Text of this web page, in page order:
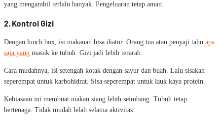
yang mengambil terlalu banyak. Pengeluaran tetap aman.
2. Kontrol Gizi
Dengan lunch box, isi makanan bisa diatur. Orang tua atau penyaji tahu apa
saja yang masuk ke tubuh. Gizi jadi lebih terarah.
Cara mudahnya, isi setengah kotak dengan sayur dan buah. Lalu sisakan
seperempat untuk karbohidrat. Sisa seperempat untuk lauk kaya protein.
Kebiasaan ini membuat makan siang lebih seimbang. Tubuh tetap
bertenaga. Tidak mudah lelah selama aktivitas.